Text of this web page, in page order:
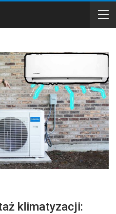
klimatyzacji: